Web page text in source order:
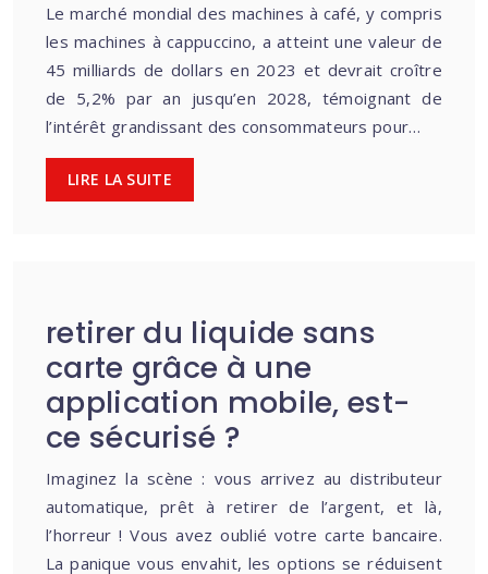
Le marché mondial des machines à café, y compris
les machines à cappuccino, a atteint une valeur de
45 milliards de dollars en 2023 et devrait croître
de 5,2% par an jusqu’en 2028, témoignant de
l’intérêt grandissant des consommateurs pour…
LIRE LA SUITE
retirer du liquide sans
carte grâce à une
application mobile, est-
ce sécurisé ?
Imaginez la scène : vous arrivez au distributeur
automatique, prêt à retirer de l’argent, et là,
l’horreur ! Vous avez oublié votre carte bancaire.
La panique vous envahit, les options se réduisent